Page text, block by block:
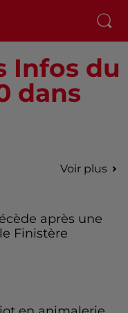
Infos du
dans
Voir plus
après une
Finistère